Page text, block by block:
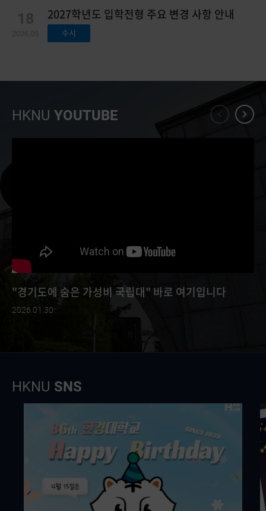
2027학년도 입학전형 주요 변경 사항 안내
수시
HKNU YOUTUBE
"경기도에 숨은 가성비 국립대" 바로 여기입니다
2026.01.30
HKNU SNS